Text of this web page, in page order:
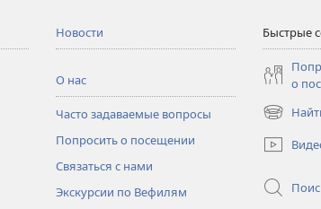
Новости
О нас
Часто задаваемые вопросы
Попросить о посещении
Связаться с нами
Экскурсии по Вефилям
Быстрые
о
в
новом